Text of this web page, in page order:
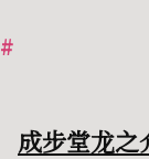
成步堂龙之